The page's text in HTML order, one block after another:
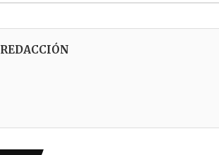
REDACCIÓN